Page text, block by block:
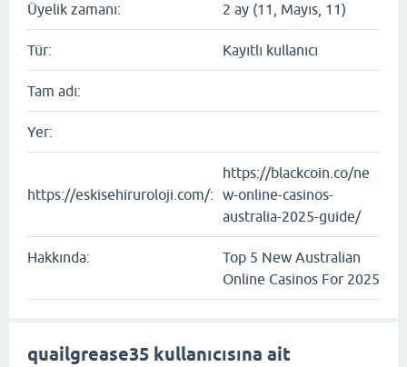
Üyelik zamanı: 2 ay (11, Mayıs, 11)
Tür: Kayıtlı kullanıcı
Tam adı:
Yer:
https://eskisehiruroloji.com/:
https://blackcoin.co/ne
w-online-casinos-
australia-2025-guide/
Hakkında:
Top 5 New Australian
Online Casinos For 2025
quailgrease35 kullanıcısına ait